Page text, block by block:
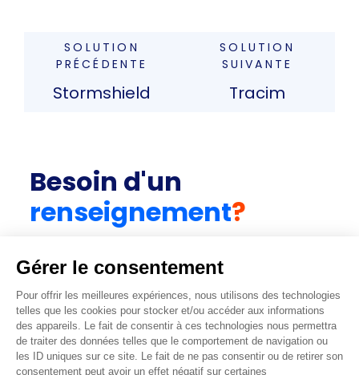
SOLUTION
PRÉCÉDENTE
Stormshield
SOLUTION
SUIVANTE
Tracim
Besoin d'un
renseignement?
CONTACTEZ-NOUS
Vous avez un projet ? Renseigner les
informations dont vous disposez et obtenez un
diagnostic.
Obtenir un diagnostic